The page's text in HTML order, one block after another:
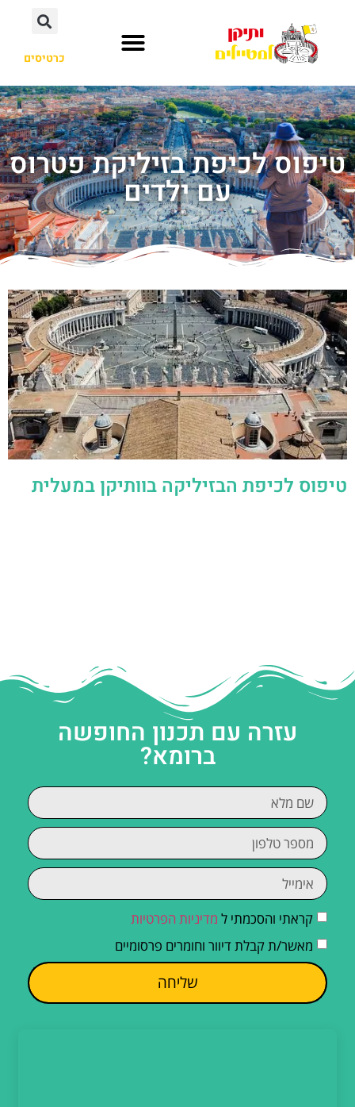
כרטיסים
טיפוס לכיפת בזיליקת פטרוס
עם ילדים
טיפוס לכיפת הבזיליקה בוותיקן במעלית
עזרה עם תכנון החופשה
ברומא?
קראתי והסכמתי ל מדיניות הפרטיות
מאשר/ת קבלת דיוור וחומרים פרסומיים
שליחה